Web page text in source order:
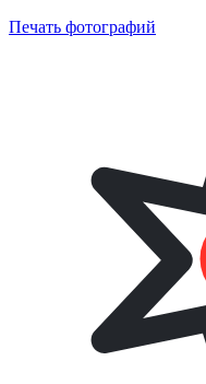
Печать фотографий